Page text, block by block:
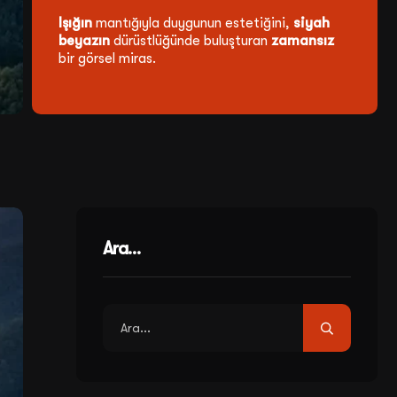
Işığın mantığıyla duygunun estetiğini, siyah
beyazın dürüstlüğünde buluşturan zamansız
bir görsel miras.
Ara…